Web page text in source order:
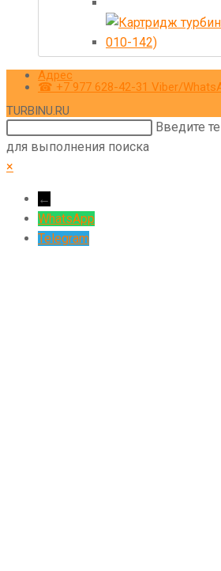
Адрес
☎ +7 977 628-42-31 Viber/
TURBINU.RU
Поиск
на
сайте
Введите
для выполнения поиска
×
←
WhatsApp
Telegram